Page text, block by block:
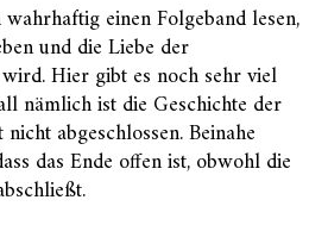
einen Folgeband lesen,
und die Liebe der
Hier gibt es noch sehr viel
nämlich ist die Geschichte der
abgeschlossen. Beinahe
das Ende offen ist, obwohl die